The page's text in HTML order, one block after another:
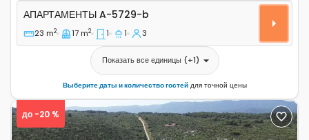
Апартаменты A-5729-b
АПАРТАМЕНТЫ A-5729-b
23 m2 17 m2 1 1 3
Показать все единицы(+1)
Выберите даты и количество гостейдля точной цены
до -20 %